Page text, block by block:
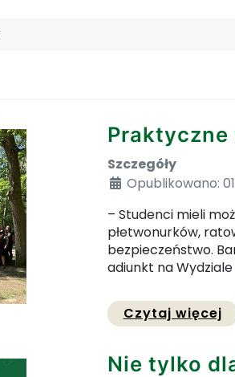
Szczegóły
Opublikowano:
– Studenci mieli
płetwonurków,
bezpieczeństwo.
adiunkt na
Czytaj więcej
Nie tylko